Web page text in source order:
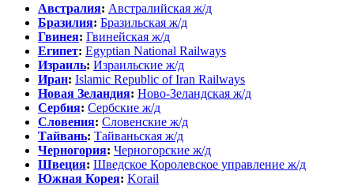
Австралия: Австралийская ж/д
Бразилия: Бразильская ж/д
Гвинея: Гвинейская ж/д
Египет: Egyptian National Railways
Израиль: Израильские ж/д
Иран: Islamic Republic of Iran Railways
Новая Зеландия: Ново-Зеландская ж/д
Сербия: Сербские ж/д
Словения: Словенские ж/д
Тайвань: Тайваньская ж/д
Черногория: Черногорские ж/д
Швеция: Шведское Королевское управление ж/д
Южная Корея: Korail